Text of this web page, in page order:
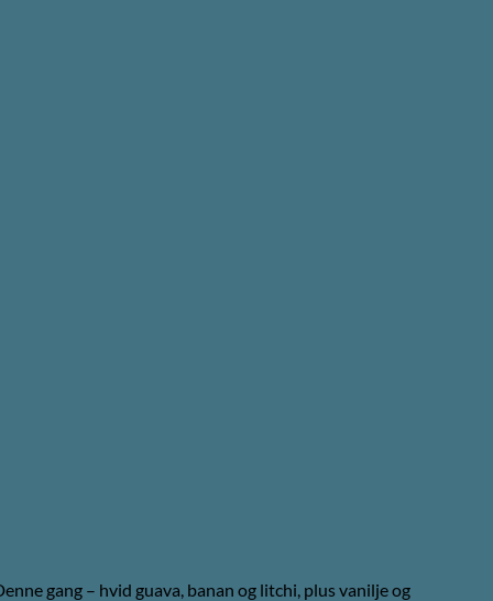
gang – hvid guava, banan og litchi, plus vanilje og